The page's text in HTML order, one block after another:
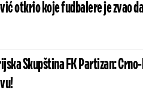
otkrio koje fudbalere je zvao
Skupština FK Partizan: